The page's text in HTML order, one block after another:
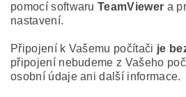
pomocí softwaruTeamViewer a
nastavení.
Připojení k Vašemu počítači je
připojení nebudeme z Vašeho
osobní údaje ani další informace.